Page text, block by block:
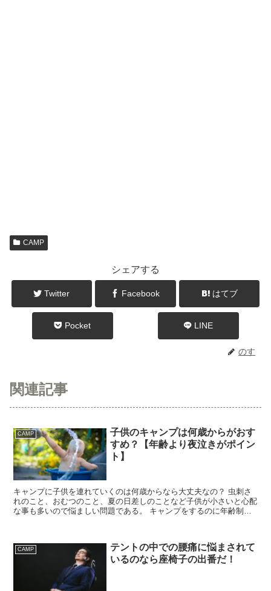
CAMP
シェアする
Twitter Facebook はてブ
Pocket LINE
のす
関連記事
CAMP
子供のキャンプは何歳からがおす
すめ？【年齢より夜泣きがポイン
ト】
キャンプに子供を連れていくのは何歳からなら大丈夫なの？ 虫刺さ
れのこと、おむつのこと、夏の日差しのことなど子供が小さいと心配
な事も多いので悩ましい問題である。 キャンプをするのに年齢制限
CAMP
テントの中での腰痛に悩まされて
いるのなら座椅子の出番だ！